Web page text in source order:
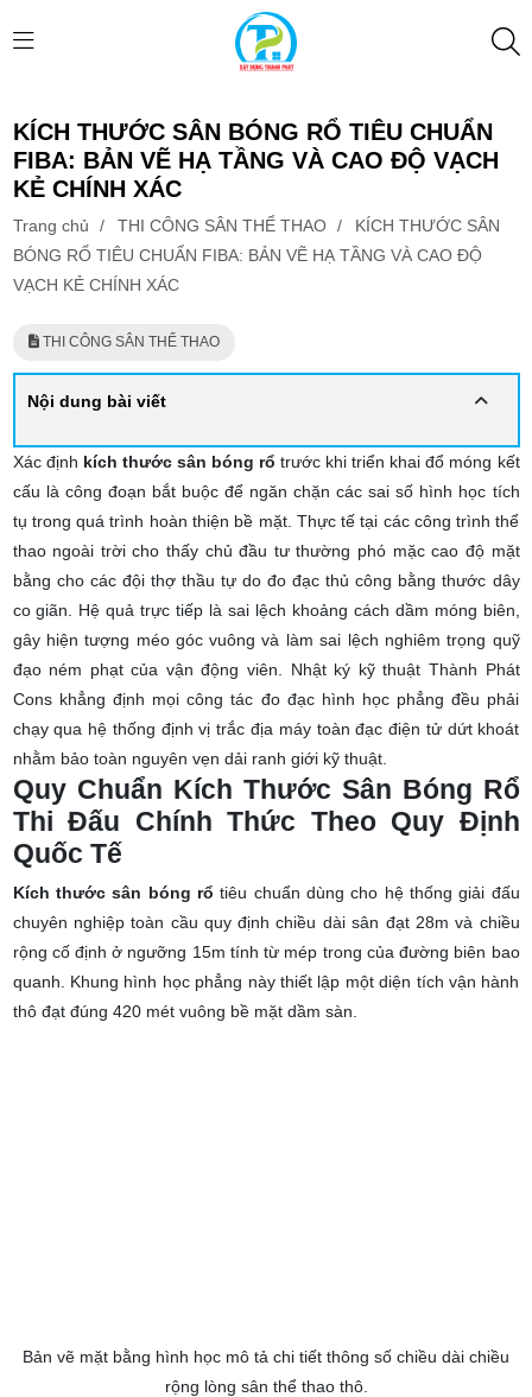
KÍCH THƯỚC SÂN BÓNG RỔ TIÊU CHUẨN
FIBA: BẢN VẼ HẠ TẦNG VÀ CAO ĐỘ VẠCH
KẺ CHÍNH XÁC
Trang chủ / THI CÔNG SÂN THỂ THAO /
KÍCH THƯỚC SÂN
BÓNG RỔ TIÊU CHUẨN FIBA: BẢN VẼ HẠ TẦNG VÀ CAO ĐỘ
VẠCH KẺ CHÍNH XÁC
THI CÔNG SÂN THỂ THAO
Nội dung bài viết
Xác định kích thước sân bóng rổ trước khi triển khai đổ móng kết
cấu là công đoạn bắt buộc để ngăn chặn các sai số hình học tích
tụ trong quá trình hoàn thiện bề mặt. Thực tế tại các công trình thể
thao ngoài trời cho thấy chủ đầu tư thường phó mặc cao độ mặt
bằng cho các đội thợ thầu tự do đo đạc thủ công bằng thước dây
co giãn. Hệ quả trực tiếp là sai lệch khoảng cách dầm móng biên,
gây hiện tượng méo góc vuông và làm sai lệch nghiêm trọng quỹ
đạo ném phạt của vận động viên. Nhật ký kỹ thuật Thành Phát
Cons khẳng định mọi công tác đo đạc hình học phẳng đều phải
chạy qua hệ thống định vị trắc địa máy toàn đạc điện tử dứt khoát
nhằm bảo toàn nguyên vẹn dải ranh giới kỹ thuật.
Quy Chuẩn Kích Thước Sân Bóng Rổ
Thi Đấu Chính Thức Theo Quy Định
Quốc Tế
Kích thước sân bóng rổ tiêu chuẩn dùng cho hệ thống giải đấu
chuyên nghiệp toàn cầu quy định chiều dài sân đạt 28m và chiều
rộng cố định ở ngưỡng 15m tính từ mép trong của đường biên bao
quanh. Khung hình học phẳng này thiết lập một diện tích vận hành
thô đạt đúng 420 mét vuông bề mặt dầm sàn.
Bản vẽ mặt bằng hình học mô tả chi tiết thông số chiều dài chiều
rộng lòng sân thể thao thô.